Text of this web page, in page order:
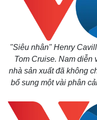
"Siêu nhân" Henry
Tom Cruise. Nam diễn
nhà sản xuất đã không
bổ sung một vài phân